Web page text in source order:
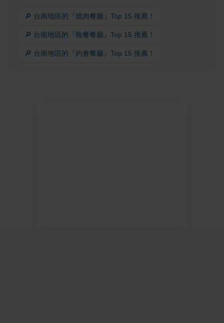
🔎 台南地區的『燒肉餐廳』Top 15 推薦！
🔎 台南地區的『晚餐餐廳』Top 15 推薦！
🔎 台南地區的『約會餐廳』Top 15 推薦！